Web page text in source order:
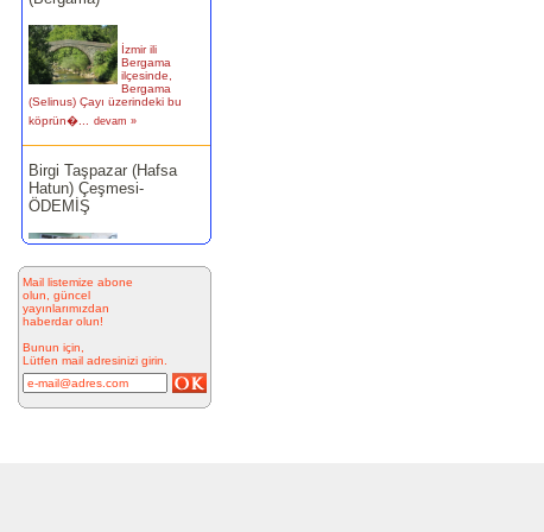
Bergama
ilçesinde,
Bergama
(Selinus) Çayı üzerindeki bu
köprün�... devam »
Birgi Taşpazar (Hafsa
Hatun) Çeşmesi-
ÖDEMİŞ
Taşpazar semti 253 ada 4
parselde... devam »
Kitabesiz Çeşmeler 4-
ÇEŞME
Mail listemize abone
olun, güncel
yayınlarımızdan
haberdar olun!
Bunun için,
Lütfen mail adresinizi girin.